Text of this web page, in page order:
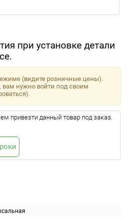
при установке детали
(видите розничные цены).
вам нужно войти под своим
привезти данный товар под заказ.